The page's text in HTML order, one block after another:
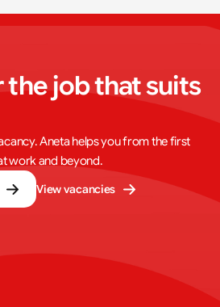
the job that suits
Aneta helps you from the first
work and beyond.
View vacancies